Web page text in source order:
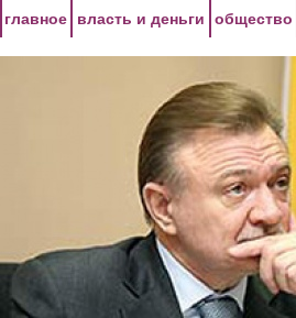
главное власть и деньги общество